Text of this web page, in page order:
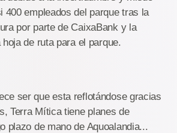
400 empleados del parque tras la
por parte de CaixaBank y la
de ruta para el parque.
ser que esta reflotándose gracias
Terra Mítica tiene planes de
plazo de mano de Aquoalandia...